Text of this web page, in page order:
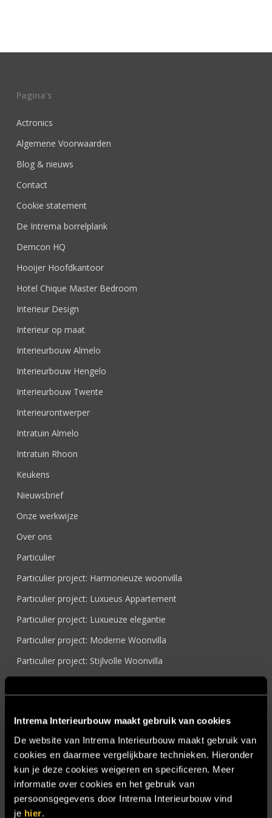
Intrema Interieurbouw maakt gebruik van cookies
De website van Intrema Interieurbouw maakt gebruik van
cookies en daarmee vergelijkbare technieken. Hieronder
kun je deze cookies weigeren en specificeren. Meer
informatie over cookies en het gebruik van
persoonsgegevens door Intrema Interieurbouw vind
je hier.
Pagina’s
Actronics
Algemene Voorwaarden
Blog & nieuws
Contact
Cookie statement
De Intrema borrelplank
Demcon HQ
Hooijer Hoofdkantoor
Hotel Chique Master Bedroom
Interieur Design
Interieur op maat
Interieurbouw Almelo
Interieurbouw Hengelo
Interieurbouw Twente
Interieurontwerper
Intratuin Almelo
Intratuin Rhoon
Keukens
Nieuwsbrief
Onze werkwijze
Over ons
Particulier
Particulier project: Harmonieuze woonvilla
Particulier project: Luxueus Appartement
Particulier project: Luxueuze elegantie
Particulier project: Moderne Woonvilla
Particulier project: Stijlvolle Woonvilla
Referenties
Samenwerken
Sensire
Showroom
SIDN